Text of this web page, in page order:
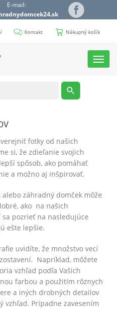
E-mail:
Kontakt Nákupný košík
Toggle
fotky od našich
si, že zdieľanie svojich
spôsob, ako pomáhať
a možno aj inšpirovať.
záhradný domček môže
ako na našich
pozrieť na nasledujúce
ešte lepšie.
uvidíte, že množstvo vecí
Napríklad, môžete
vzhľad podľa Vašich
farbou a použitím rôznych
a iných drobných detailov
vzhľad. Prípadne zavesením